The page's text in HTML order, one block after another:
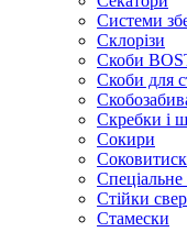
Системи
Склорізи
Скоби
Скоби для
Скребки і
Сокири
Стійки
Стамески